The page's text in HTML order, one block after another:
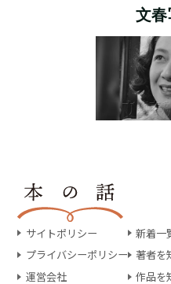
文
サイトポリシー
プライバシーポリシー
運営会社
新着一
著者を
作品を